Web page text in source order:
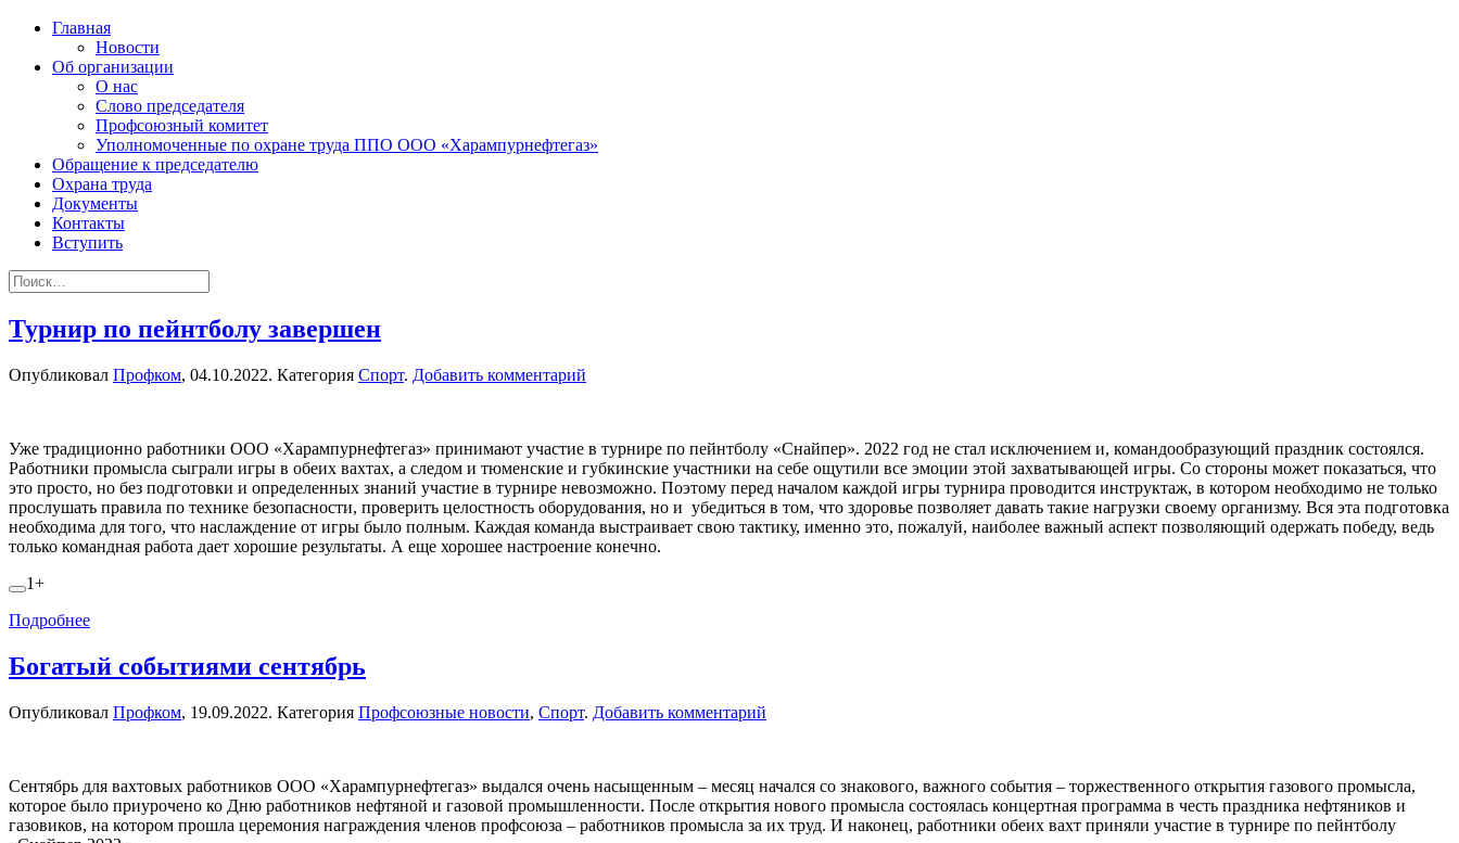
Главная
Новости
Об организации
О нас
Слово председателя
Профсоюзный комитет
Уполномоченные по охране труда ППО ООО «Харампурнефтегаз»
Обращение к председателю
Охрана труда
Документы
Контакты
Вступить
Турнир по пейнтболу завершен
Опубликовал Профком, 04.10.2022. Категория Спорт. Добавить комментарий
Уже традиционно работники ООО «Харампурнефтегаз» принимают участие в турнире по пейнтболу «Снайпер». 2022 год не стал исключением и, командообразующий праздник состоялся.
Работники промысла сыграли игры в обеих вахтах, а следом и тюменские и губкинские участники на себе ощутили все эмоции этой захватывающей игры. Со стороны может показаться, что
это просто, но без подготовки и определенных знаний участие в турнире невозможно. Поэтому перед началом каждой игры турнира проводится инструктаж, в котором необходимо не только
прослушать правила по технике безопасности, проверить целостность оборудования, но и убедиться в том, что здоровье позволяет давать такие нагрузки своему организму. Вся эта подготовка
необходима для того, что наслаждение от игры было полным. Каждая команда выстраивает свою тактику, именно это, пожалуй, наиболее важный аспект позволяющий одержать победу, ведь
только командная работа дает хорошие результаты. А еще хорошее настроение конечно.
1+
Подробнее
Богатый событиями сентябрь
Опубликовал Профком, 19.09.2022. Категория Профсоюзные новости, Спорт. Добавить комментарий
Сентябрь для вахтовых работников ООО «Харампурнефтегаз» выдался очень насыщенным – месяц начался со знакового, важного события – торжественного открытия газового промысла,
которое было приурочено ко Дню работников нефтяной и газовой промышленности. После открытия нового промысла состоялась концертная программа в честь праздника нефтяников и
газовиков, на котором прошла церемония награждения членов профсоюза – работников промысла за их труд. И наконец, работники обеих вахт приняли участие в турнире по пейнтболу